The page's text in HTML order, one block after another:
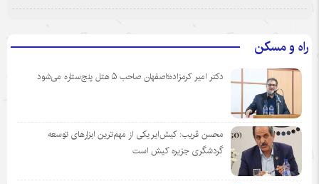
راه و مسکن
دکتر امیر کرمزاده؛اصفهان صاحب ۵ هتل پنج‌ستاره می‌شود
محسن قریب: کیش‌ایر یکی از مهم‌ترین ابزارهای توسعه
گردشگری جزیره کیش است